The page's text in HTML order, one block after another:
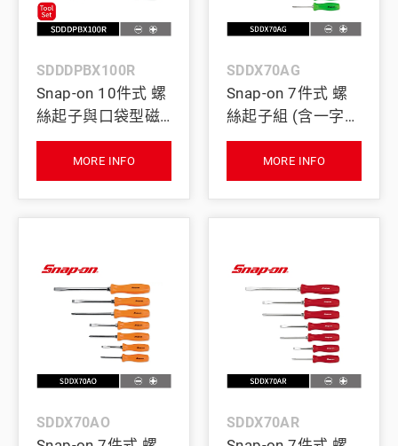
SDDDPBX100R
Snap-on 10件式 螺
絲起子與口袋型磁
吸撬棒工具組 (紅)
MORE INFO
SDDX70AG
Snap-on 7件式 螺
絲起子組 (含一字、
十字頭) (綠)
MORE INFO
SDDX70AO SDDX70AR